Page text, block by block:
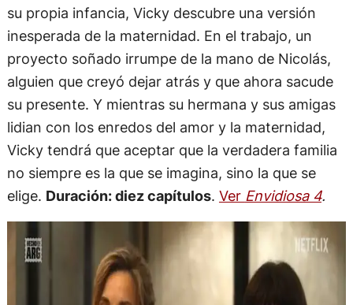
su propia infancia, Vicky descubre una versión
inesperada de la maternidad. En el trabajo, un
proyecto soñado irrumpe de la mano de Nicolás,
alguien que creyó dejar atrás y que ahora sacude
su presente. Y mientras su hermana y sus amigas
lidian con los enredos del amor y la maternidad,
Vicky tendrá que aceptar que la verdadera familia
no siempre es la que se imagina, sino la que se
elige. Duración: diez capítulos. Ver Envidiosa 4.